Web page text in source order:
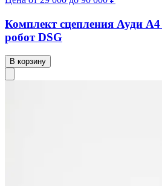
Комплект сцепления Ауди
робот DSG
В корзину